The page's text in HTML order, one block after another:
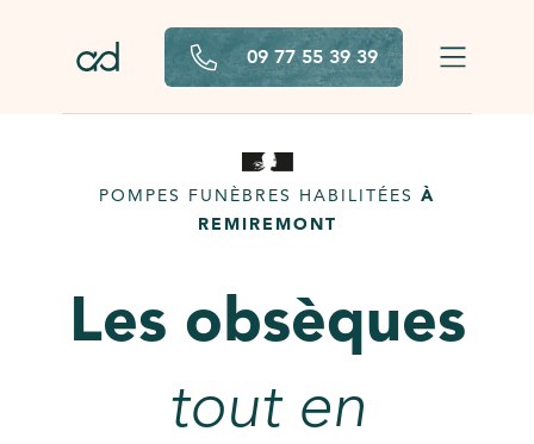
09 77 55 39 39
POMPES FUNÈBRES HABILITÉES À
REMIREMONT
Les obsèques
tout en